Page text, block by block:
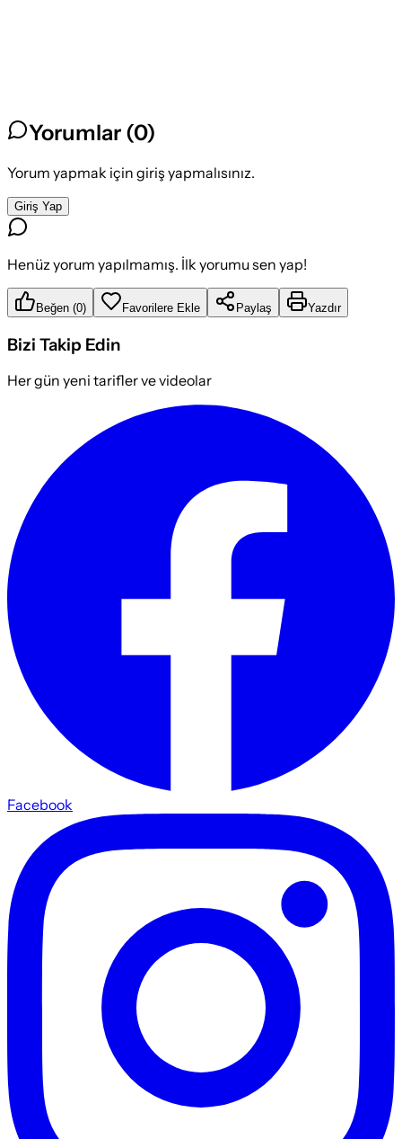
Yorumlar (0)
Yorum yapmak için giriş yapmalısınız.
Giriş Yap
Henüz yorum yapılmamış. İlk yorumu sen yap!
Beğen (0) Favorilere Ekle Paylaş Yazdır
Bizi Takip Edin
Her gün yeni tarifler ve videolar
Facebook